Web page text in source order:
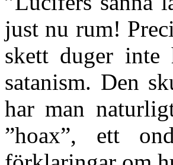
just nu rum!
skett duger inte
satanism. Den
har man
”hoax”, ett